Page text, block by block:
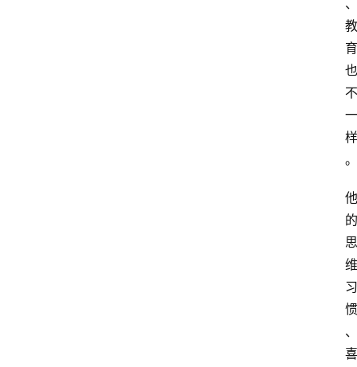
、
教
育
也
不
一
样
。
他
的
思
维
习
惯
、
喜